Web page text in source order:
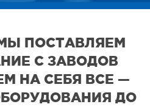
ПОСТАВЛЯЕМ
С ЗАВОДОВ
НА СЕБЯ ВСЕ —
ДО